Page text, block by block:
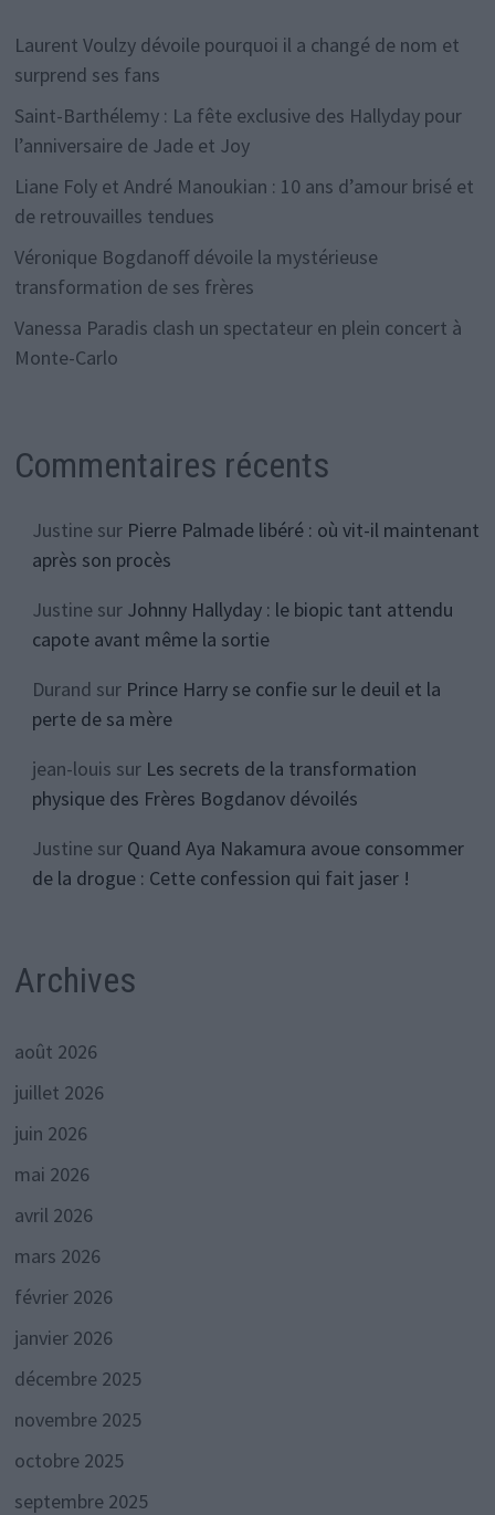
Laurent Voulzy dévoile pourquoi il a changé de nom et
surprend ses fans
Saint-Barthélemy : La fête exclusive des Hallyday pour
l’anniversaire de Jade et Joy
Liane Foly et André Manoukian : 10 ans d’amour brisé et
de retrouvailles tendues
Véronique Bogdanoff dévoile la mystérieuse
transformation de ses frères
Vanessa Paradis clash un spectateur en plein concert à
Monte-Carlo
Commentaires récents
Justinesur Pierre Palmade libéré : où vit-il maintenant
après son procès
Justinesur Johnny Hallyday : le biopic tant attendu
capote avant même la sortie
Durand sur Prince Harry se confie sur le deuil et la
perte de sa mère
jean-louis sur Les secrets de la transformation
physique des Frères Bogdanov dévoilés
Justinesur Quand Aya Nakamura avoue consommer
de la drogue : Cette confession qui fait jaser !
Archives
août 2026
juillet 2026
juin 2026
mai 2026
avril 2026
mars 2026
février 2026
janvier 2026
décembre 2025
novembre 2025
octobre 2025
septembre 2025